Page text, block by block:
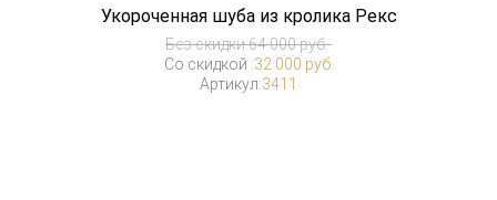
Укороченная шуба из кролика Рекс
Без скидки:64 000 руб.
Со скидкой :32 000 руб.
Артикул:3411